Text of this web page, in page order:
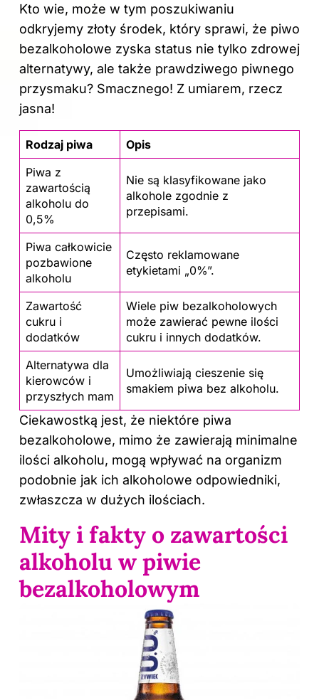
Kto wie, może w tym poszukiwaniu
odkryjemy złoty środek, który sprawi, że piwo
bezalkoholowe zyska status nie tylko zdrowej
alternatywy, ale także prawdziwego piwnego
przysmaku? Smacznego! Z umiarem, rzecz
jasna!
Rodzaj piwa
Opis
Piwa z
zawartością
alkoholu do
0,5%
Nie są klasyfikowane jako
alkohole zgodnie z
przepisami.
Piwa całkowicie
pozbawione
alkoholu
Często reklamowane
etykietami „0%”.
Zawartość
cukru i
dodatków
Wiele piw bezalkoholowych
może zawierać pewne ilości
cukru i innych dodatków.
Alternatywa dla
kierowców i
przyszłych mam
Umożliwiają cieszenie się
smakiem piwa bez alkoholu.
Ciekawostką jest, że niektóre piwa
bezalkoholowe, mimo że zawierają minimalne
ilości alkoholu, mogą wpływać na organizm
podobnie jak ich alkoholowe odpowiedniki,
zwłaszcza w dużych ilościach.
Mity i fakty o zawartości
alkoholu w piwie
bezalkoholowym